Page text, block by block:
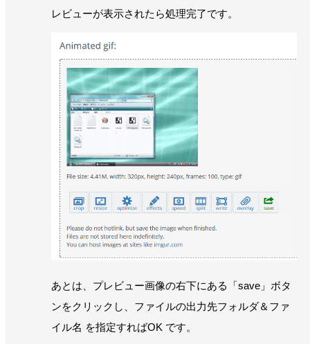
レビューが表示されたら処理完了です。
あとは、プレビュー画像の右下にある「save」ボタ
ンをクリックし、ファイルの出力先フォルダ＆ファ
イル名 を指定すればOK です。